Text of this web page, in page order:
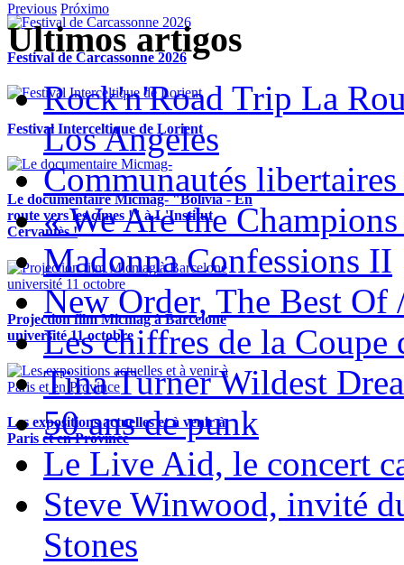
Festival de Carcassonne 2026
Festival Interceltique de Lorient
Le documentaire Micmag- "Bolivia - En
route vers les cimes !" à L'Institut
Cervantès !
Projection film Micmag à Barcelone
université 11 octobre
Les expositions actuelles et à venir à
Paris et en Province
Previous Próximo
Ultimos artigos
Rock'n'Road Trip La
Los Angeles
Communautés libertaires
« We Are the
Madonna Confessions II
New Order, The Best Of
Les chiffres de la Coupe
Tina Turner Wildest
50 ans de punk
Le Live Aid, le concert
Steve Winwood, invité
Stones